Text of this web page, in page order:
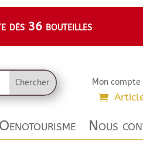
dès 36 bouteilles
Mon compte
Oenotourisme Nous